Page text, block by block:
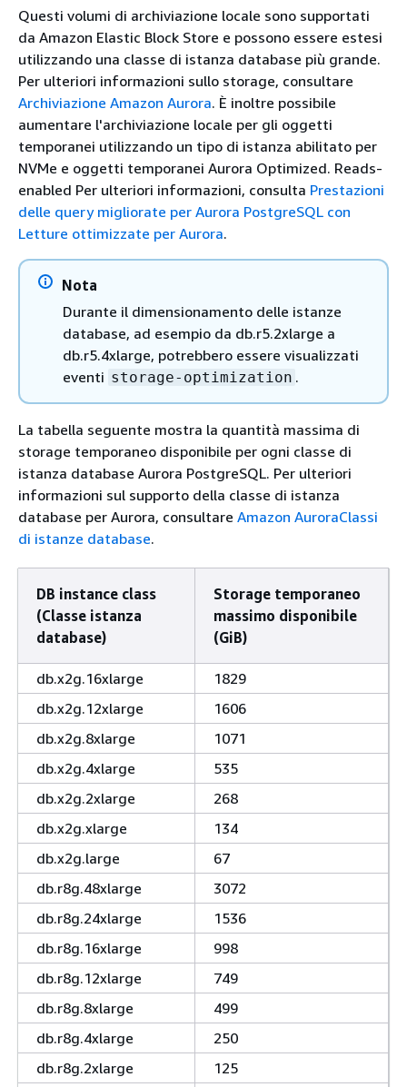
Questi volumi di archiviazione locale sono supportati
da Amazon Elastic Block Store e possono essere estesi
utilizzando una classe di istanza database più grande.
Per ulteriori informazioni sullo storage, consultare
Archiviazione Amazon Aurora. È inoltre possibile
aumentare l'archiviazione locale per gli oggetti
temporanei utilizzando un tipo di istanza abilitato per
NVMe e oggetti temporanei Aurora Optimized. Reads-
enabled Per ulteriori informazioni, consulta Prestazioni
delle query migliorate per Aurora PostgreSQL con
Letture ottimizzate per Aurora.
Nota
Durante il dimensionamento delle istanze
database, ad esempio da db.r5.2xlarge a
db.r5.4xlarge, potrebbero essere visualizzati
eventi storage-optimization .
La tabella seguente mostra la quantità massima di
storage temporaneo disponibile per ogni classe di
istanza database Aurora PostgreSQL. Per ulteriori
informazioni sul supporto della classe di istanza
database per Aurora, consultare Amazon AuroraClassi
di istanze database.
DB instance class
(Classe istanza
database)
Storage temporaneo
massimo disponibile
(GiB)
db.x2g.16xlarge
1829
db.x2g.12xlarge
1606
db.x2g.8xlarge
1071
db.x2g.4xlarge
535
db.x2g.2xlarge
268
db.x2g.xlarge
134
db.x2g.large
67
db.r8g.48xlarge
3072
db.r8g.24xlarge
1536
db.r8g.16xlarge
998
db.r8g.12xlarge
749
db.r8g.8xlarge
499
db.r8g.4xlarge
250
db.r8g.2xlarge
125